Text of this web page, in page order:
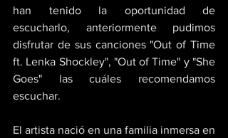
han tenido la oportunidad de
escucharlo, anteriormente pudimos
disfrutar de sus canciones "Out of Time
ft. Lenka Shockley", "Out of Time" y "She
Goes" las cuáles recomendamos
escuchar.
El artista nació en una familia inmersa en